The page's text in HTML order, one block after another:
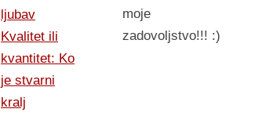
ljubav
Kvalitet ili
kvantitet: Ko
je stvarni
kralj
moje
zadovoljstvo!!! :)